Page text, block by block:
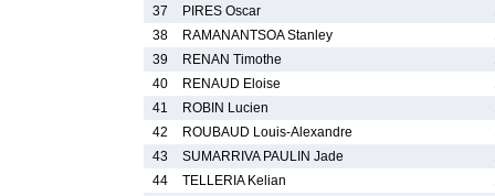
37
PIRES Oscar
38
RAMANANTSOA Stanley
39
RENAN Timothe
40
RENAUD Eloise
41
ROBIN Lucien
42
ROUBAUD Louis-Alexandre
43
SUMARRIVA PAULIN Jade
44
TELLERIA Kelian